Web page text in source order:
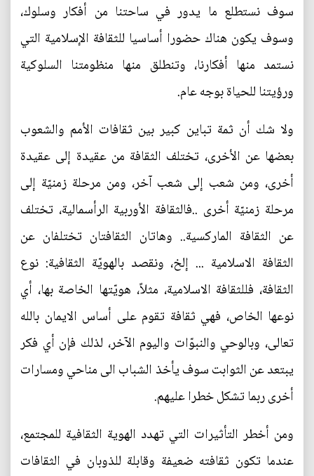
سوف نستطلع ما يدور في ساحتنا من أفكار وسلوك،
وسوف يكون هناك حضورا أساسيا للثقافة الإسلامية التي
نستمد منها أفكارنا، وتنطلق منها منظومتنا السلوكية
ورؤيتنا للحياة بوجه عام.
ولا شك أن ثمة تباين كبير بين ثقافات الأمم والشعوب
بعضها عن الأخرى، تختلف الثقافة من عقيدة إلى عقيدة
أخرى، ومن شعب إلى شعب آخر، ومن مرحلة زمنيّة إلى
مرحلة زمنيّة أخرى ..فالثقافة الأوربية الرأسمالية، تختلف
عن الثقافة الماركسية.. وهاتان الثقافتان تختلفان عن
الثقافة الاسلامية ... إلخ، ونقصد بالهويّة الثقافية: نوع
الثقافة، فللثقافة الاسلامية، مثلاً، هويّتها الخاصة بها، أي
نوعها الخاص، فهي ثقافة تقوم على أساس الايمان بالله
تعالى، وبالوحي والنبوّات واليوم الآخر، لذلك فإن أي فكر
يبتعد عن الثوابت سوف يأخذ الشباب الى مناحي ومسارات
أخرى ربما تشكل خطرا عليهم.
ومن أخطر التأثيرات التي تهدد الهوية الثقافية للمجتمع،
عندما تكون ثقافته ضعيفة وقابلة للذوبان في الثقافات